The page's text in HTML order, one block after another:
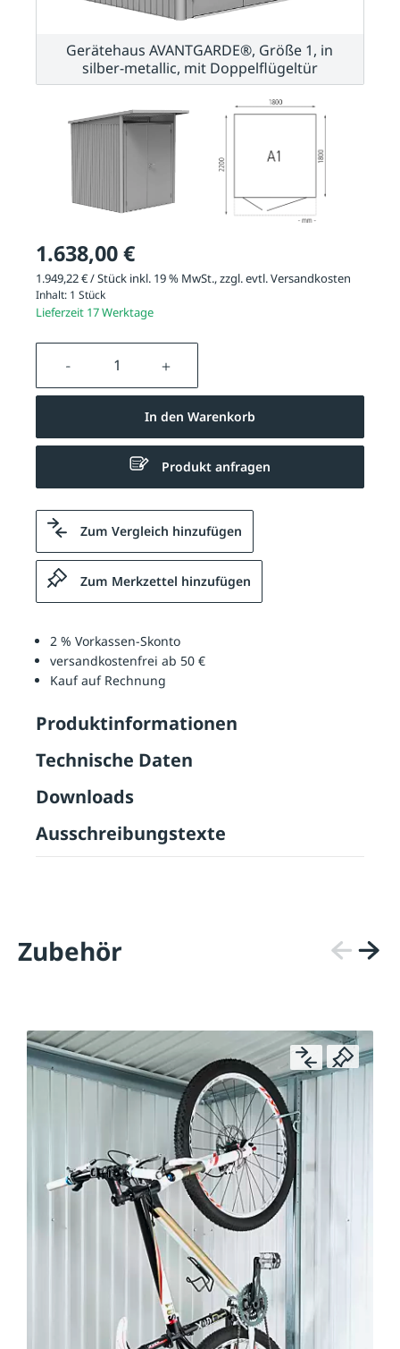
1.638,00 €
1.949,22 € / Stück inkl. 19 % MwSt., zzgl. evtl.Versandkosten
Inhalt: 1 Stück
Lieferzeit 17 Werktage
Produkt Anzahl: Gib den
In den Warenkorb
Produkt anfragen
Zum Vergleich hinzufügen
Zum Merkzettel hinzufügen
2 % Vorkassen-Skonto
versandkostenfrei ab 50 €
Kauf auf Rechnung
Produktinformationen
Technische Daten
Downloads
Ausschreibungstexte
Gerätehaus AVANTGARDE®, Größe 1, in
silber-metallic, mit Doppelflügeltür
Zubehör